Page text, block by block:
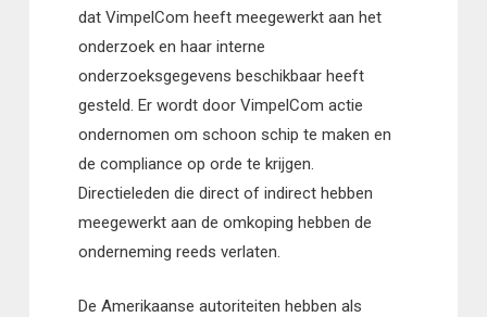
dat VimpelCom heeft meegewerkt aan het
onderzoek en haar interne
onderzoeksgegevens beschikbaar heeft
gesteld. Er wordt door VimpelCom actie
ondernomen om schoon schip te maken en
de compliance op orde te krijgen.
Directieleden die direct of indirect hebben
meegewerkt aan de omkoping hebben de
onderneming reeds verlaten.
De Amerikaanse autoriteiten hebben als